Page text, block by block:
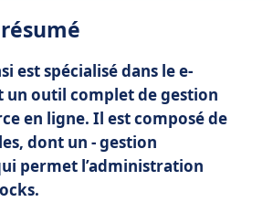
est spécialisé dans le e-
un outil complet de gestion
en ligne. Il est composé de
dont un - gestion
permet l’administration